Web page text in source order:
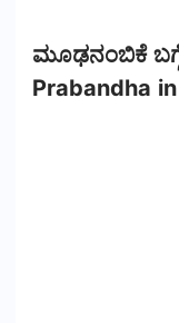
ಮೂಢನಂಬಿಕೆ
Prabandha